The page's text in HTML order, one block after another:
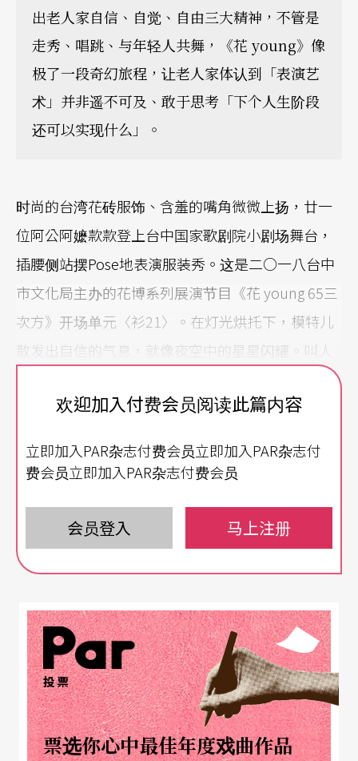
出老人家自信、自觉、自由三大精神，不管是
走秀、唱跳、与年轻人共舞，《花 young》像
极了一段奇幻旅程，让老人家体认到「表演艺
术」并非遥不可及、敢于思考「下个人生阶段
还可以实现什么」。
时尚的台湾花砖服饰、含羞的嘴角微微上扬，廿一
位阿公阿嬷款款登上台中国家歌剧院小剧场舞台，
插腰侧站摆Pose地表演服装秀。这是二○一八台中
市文化局主办的花博系列展演节目《花 young 65三
次方》开场单元〈衫21〉。在灯光烘托下，模特儿
散发出自信的气息，就像夜空中的星星闪耀。叫人
不敢相信的是，他们之中年纪最小的六十六岁，最
长的九十六岁。
《花 young 65三次方》由剧场界知名导演李明泽执
导，共有六十五位来自台中市各区的六十五岁以上
长者表演六十五分钟。去年十月廿六日演出午晚两
场，不仅票房满座，其中第二场开网路直播，吸引
四千四百人次同步观赏，效果堪比大剧院演出两场
规划 四段 演出 素人上阵毫不马虎
节目制作统筹、亦是古稀创意总监吕协翰表示，节
目先订出四段演出单元后，再公开征选素人演员，
方式包括穿著自行创意搭配之服装现场走秀、演唱
欢迎加入付费会员阅读此篇内容
立即加入PAR杂志付费会员立即加入PAR杂志付
费会员立即加入PAR杂志付费会员
会员登入 马上注册
投票
票选你心中最佳年度戏曲作品